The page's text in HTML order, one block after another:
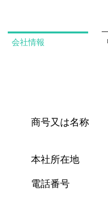
会社情報
会
商号又は名
〒
本社所在地 福
電話番号 （